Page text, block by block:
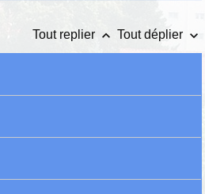
Tout replier keyboard_arrow_up Tout déplier keyboard_arrow_down